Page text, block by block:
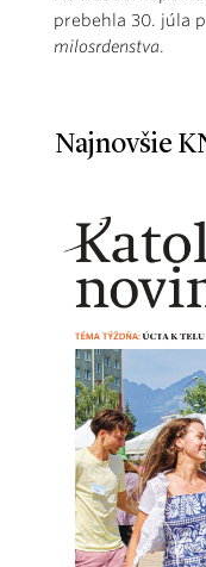
prebehla 30. júla
milosrdenstva.
Najnovšie